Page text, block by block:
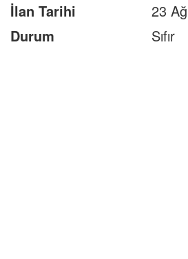
İlan Tarihi
23
Durum
Sıfır